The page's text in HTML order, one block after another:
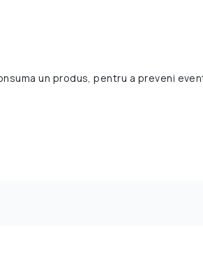
un produs, pentru a preveni